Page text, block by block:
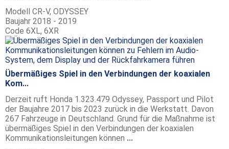
Modell CR-V, ODYSSEY
Baujahr 2018 - 2019
Code 6XL, 6XR
Übermäßiges Spiel in den Verbindungen der koaxialen
Kom...
Derzeit ruft Honda 1.323.479 Odyssey, Passport und Pilot
der Baujahre 2017 bis 2023 zurück in die Werkstatt. Davon
267 Fahrzeuge in Deutschland. Grund für die Maßnahme ist
übermäßiges Spiel in den Verbindungen der koaxialen
Kommunikationsleitungen können ...